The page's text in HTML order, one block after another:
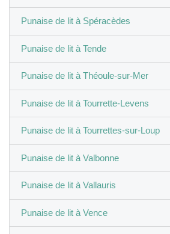
Punaise de lit à Spéracèdes
Punaise de lit à Tende
Punaise de lit à Théoule-sur-Mer
Punaise de lit à Tourrette-Levens
Punaise de lit à Tourrettes-sur-Loup
Punaise de lit à Valbonne
Punaise de lit à Vallauris
Punaise de lit à Vence